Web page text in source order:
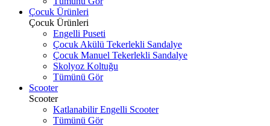
Çocuk Ürünleri
Çocuk Ürünleri
Engelli Puseti
Çocuk Akülü Tekerlekli Sandalye
Çocuk Manuel Tekerlekli Sandalye
Skolyoz Koltuğu
Tümünü Gör
Scooter
Scooter
Katlanabilir Engelli Scooter
Tümünü Gör